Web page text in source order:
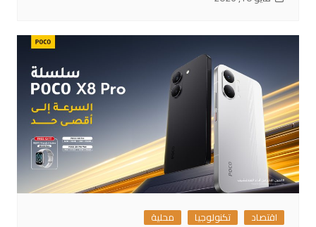
اقتصاد تكنولوجيا محلية